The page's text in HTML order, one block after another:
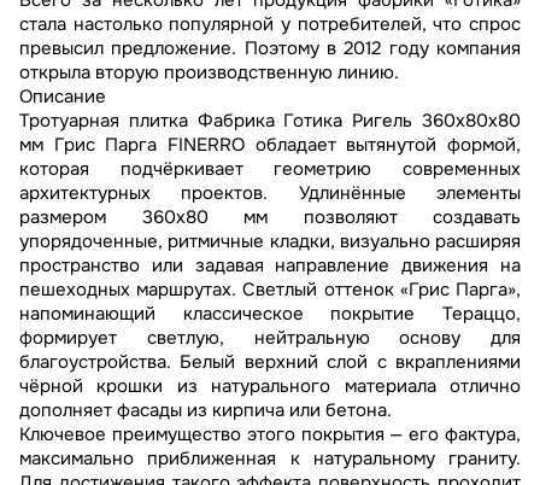
стала настолько популярной у потребителей, что спрос
превысил предложение. Поэтому в 2012 году компания
открыла вторую производственную линию.
Описание
Тротуарная плитка Фабрика Готика Ригель 360х80х80
мм Грис Парга FINERRO обладает вытянутой формой,
которая подчёркивает геометрию современных
архитектурных проектов. Удлинённые элементы
размером 360х80 мм позволяют создавать
упорядоченные, ритмичные кладки, визуально расширяя
пространство или задавая направление движения на
пешеходных маршрутах. Светлый оттенок «Грис Парга»,
напоминающий классическое покрытие Тераццо,
формирует светлую, нейтральную основу для
благоустройства. Белый верхний слой с вкраплениями
чёрной крошки из натурального материала отлично
дополняет фасады из кирпича или бетона.
Ключевое преимущество этого покрытия — его фактура,
максимально приближенная к натуральному граниту.